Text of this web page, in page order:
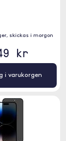
skickas i morgon
kr
i varukorgen